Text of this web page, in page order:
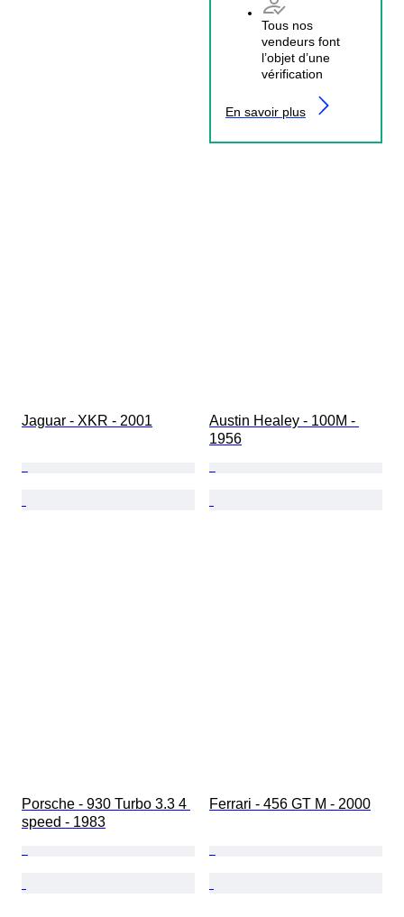
Tous nos
vendeurs font
l’objet d’une
vérification
En savoir plus
Jaguar - XKR - 2001
Austin Healey - 100M -
1956
Porsche - 930 Turbo 3.3 4
speed - 1983
Ferrari - 456 GT M - 2000